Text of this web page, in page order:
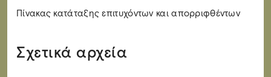
Πίνακας κατάταξης επιτυχόντων και απορριφθέντων
Σχετικά αρχεία